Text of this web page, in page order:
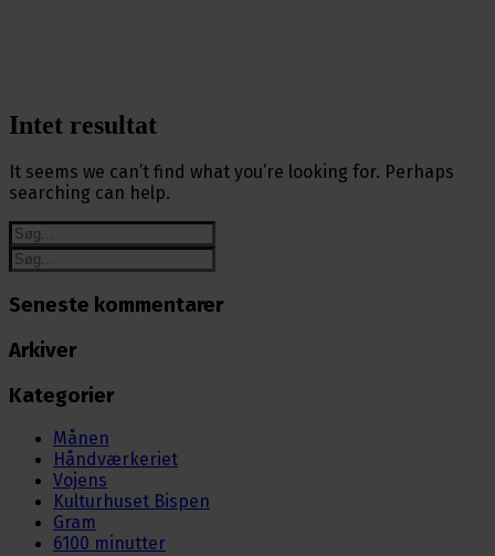
Intet resultat
It seems we can’t find what you’re looking for. Perhaps
searching can help.
Seneste kommentarer
Arkiver
Kategorier
Månen
Håndværkeriet
Vojens
Kulturhuset Bispen
Gram
6100 minutter